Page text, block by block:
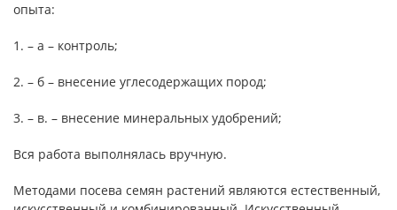
опыта:
1. – а – контроль;
2. – б – внесение углесодержащих пород;
3. – в. – внесение минеральных удобрений;
Вся работа выполнялась вручную.
Методами посева семян растений являются естественный,